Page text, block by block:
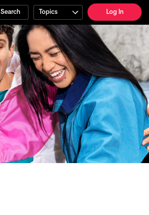
Search Topics Log In